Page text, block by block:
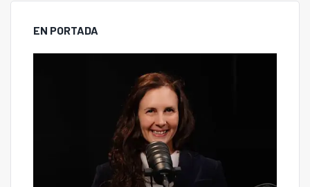
EN PORTADA